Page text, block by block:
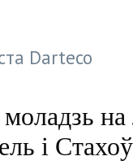
Darteco
на
і